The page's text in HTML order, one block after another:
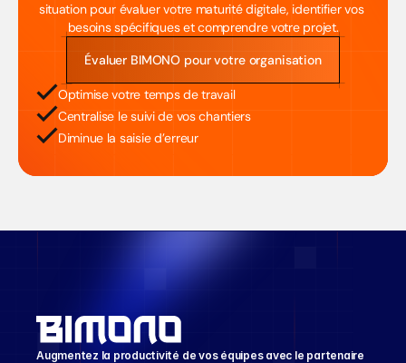
situation pour évaluer votre maturité digitale, identifier vos
besoins spécifiques et comprendre votre projet.
Évaluer BIMONO pour votre organisation
Optimise votre temps de travail
Centralise le suivi de vos chantiers
Diminue la saisie d’erreur
Augmentez la productivité de vos équipes avec le partenaire